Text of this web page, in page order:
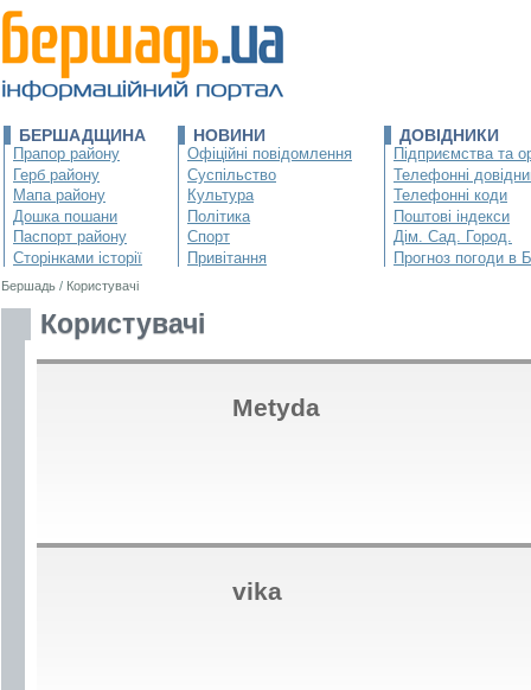
БЕРШАДЩИНА
Прапор району
Герб району
Мапа району
Дошка пошани
Паспорт району
Сторінками історії
НОВИНИ
Офіційні повідомлення
Суспільство
Культура
Політика
Спорт
Привітання
ДОВІДНИКИ
Підприємства та
Телефонні
Телефонні коди
Поштові індекси
Дім. Сад. Город.
Прогноз погоди в
Бершадь / Користувачі
Користувачі
Metyda
vika